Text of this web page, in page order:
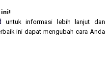
ini!
untuk informasi lebih lanjut dan
ini dapat mengubah cara Anda